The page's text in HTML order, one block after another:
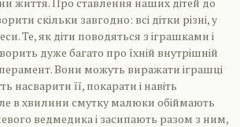
скільки завгодно: всі дітки різні, у
Те, як діти поводяться з іграшками і
дуже багато про їхній внутрішній
Вони можуть виражати іграшці
насварити її, покарати і навіть
в хвилини смутку малюки обіймають
ведмедика і засипають разом з ним,